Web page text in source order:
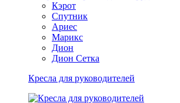
Кэрот
Спутник
Ариес
Марикс
Дион
Дион Сетка
Кресла для руководителей